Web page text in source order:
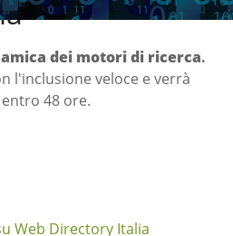
amica dei motori di ricerca.
l'inclusione veloce e verrà
48 ore.
Web Directory Italia